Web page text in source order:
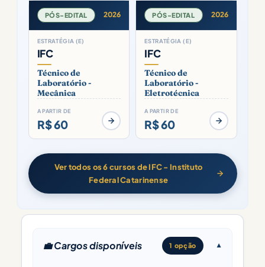
PÓS-EDITAL 2026
ESTRATÉGIA (E)
IFC
Técnico de
Laboratório -
Mecânica
A PARTIR DE
R$ 60
PÓS-EDITAL 2026
ESTRATÉGIA (E)
IFC
Técnico de
Laboratório -
Eletrotécnica
A PARTIR DE
R$ 60
Ver todos os 6 cursos de IFC - Instituto
Federal Catarinense
💼 Cargos disponíveis 1 opção